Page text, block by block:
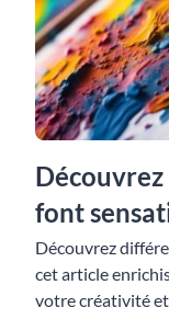
font
Découvrez
cet article
votre créativité